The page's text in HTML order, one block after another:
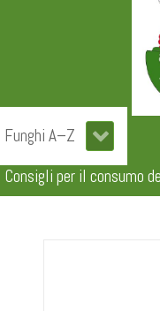
Funghi A–Z
Consigli per il consumo